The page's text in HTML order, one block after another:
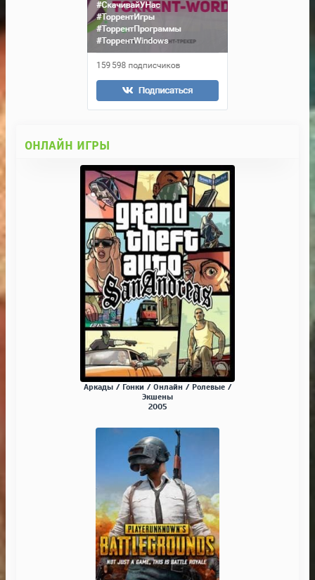
ОНЛАЙН ИГРЫ
Аркады / Гонки / Онлайн / Ролевые /
Экшены
2005